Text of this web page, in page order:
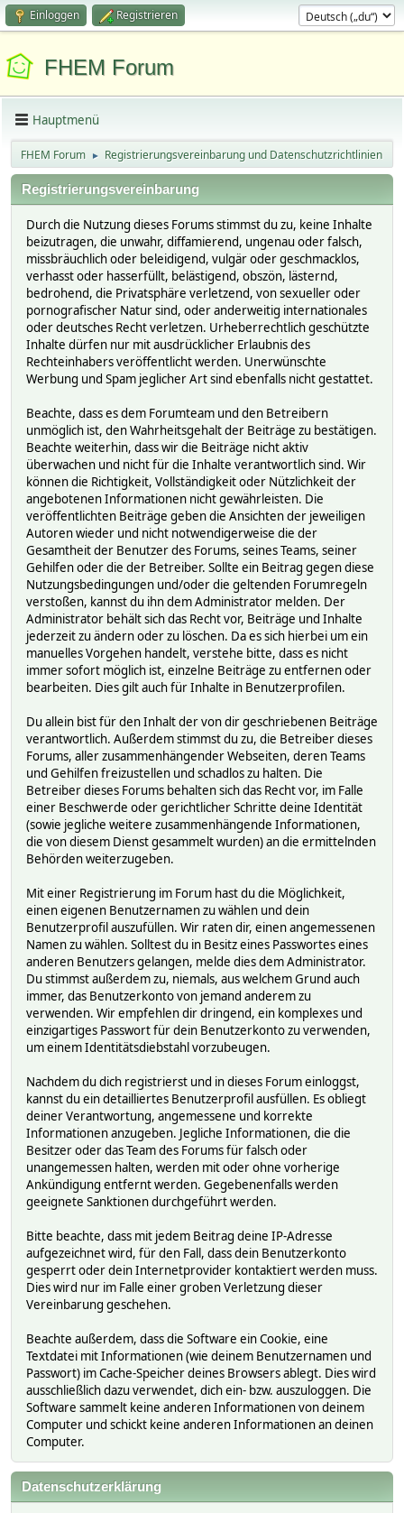
Einloggen Registrieren
FHEM Forum
Hauptmenü
FHEM Forum ► Registrierungsvereinbarung und Datenschutzrichtlinien
Registrierungsvereinbarung
Durch die Nutzung dieses Forums stimmst du zu, keine Inhalte
beizutragen, die unwahr, diffamierend, ungenau oder falsch,
missbräuchlich oder beleidigend, vulgär oder geschmacklos,
verhasst oder hasserfüllt, belästigend, obszön, lästernd,
bedrohend, die Privatsphäre verletzend, von sexueller oder
pornografischer Natur sind, oder anderweitig internationales
oder deutsches Recht verletzen. Urheberrechtlich geschützte
Inhalte dürfen nur mit ausdrücklicher Erlaubnis des
Rechteinhabers veröffentlicht werden. Unerwünschte
Werbung und Spam jeglicher Art sind ebenfalls nicht gestattet.
Beachte, dass es dem Forumteam und den Betreibern
unmöglich ist, den Wahrheitsgehalt der Beiträge zu bestätigen.
Beachte weiterhin, dass wir die Beiträge nicht aktiv
überwachen und nicht für die Inhalte verantwortlich sind. Wir
können die Richtigkeit, Vollständigkeit oder Nützlichkeit der
angebotenen Informationen nicht gewährleisten. Die
veröffentlichten Beiträge geben die Ansichten der jeweiligen
Autoren wieder und nicht notwendigerweise die der
Gesamtheit der Benutzer des Forums, seines Teams, seiner
Gehilfen oder die der Betreiber. Sollte ein Beitrag gegen diese
Nutzungsbedingungen und/oder die geltenden Forumregeln
verstoßen, kannst du ihn dem Administrator melden. Der
Administrator behält sich das Recht vor, Beiträge und Inhalte
jederzeit zu ändern oder zu löschen. Da es sich hierbei um ein
manuelles Vorgehen handelt, verstehe bitte, dass es nicht
immer sofort möglich ist, einzelne Beiträge zu entfernen oder
bearbeiten. Dies gilt auch für Inhalte in Benutzerprofilen.
Du allein bist für den Inhalt der von dir geschriebenen Beiträge
verantwortlich. Außerdem stimmst du zu, die Betreiber dieses
Forums, aller zusammenhängender Webseiten, deren Teams
und Gehilfen freizustellen und schadlos zu halten. Die
Betreiber dieses Forums behalten sich das Recht vor, im Falle
einer Beschwerde oder gerichtlicher Schritte deine Identität
(sowie jegliche weitere zusammenhängende Informationen,
die von diesem Dienst gesammelt wurden) an die ermittelnden
Behörden weiterzugeben.
Mit einer Registrierung im Forum hast du die Möglichkeit,
einen eigenen Benutzernamen zu wählen und dein
Benutzerprofil auszufüllen. Wir raten dir, einen angemessenen
Namen zu wählen. Solltest du in Besitz eines Passwortes eines
anderen Benutzers gelangen, melde dies dem Administrator.
Du stimmst außerdem zu, niemals, aus welchem Grund auch
immer, das Benutzerkonto von jemand anderem zu
verwenden. Wir empfehlen dir dringend, ein komplexes und
einzigartiges Passwort für dein Benutzerkonto zu verwenden,
um einem Identitätsdiebstahl vorzubeugen.
Nachdem du dich registrierst und in dieses Forum einloggst,
kannst du ein detailliertes Benutzerprofil ausfüllen. Es obliegt
deiner Verantwortung, angemessene und korrekte
Informationen anzugeben. Jegliche Informationen, die die
Besitzer oder das Team des Forums für falsch oder
unangemessen halten, werden mit oder ohne vorherige
Ankündigung entfernt werden. Gegebenenfalls werden
geeignete Sanktionen durchgeführt werden.
Bitte beachte, dass mit jedem Beitrag deine IP-Adresse
aufgezeichnet wird, für den Fall, dass dein Benutzerkonto
gesperrt oder dein Internetprovider kontaktiert werden muss.
Dies wird nur im Falle einer groben Verletzung dieser
Vereinbarung geschehen.
Beachte außerdem, dass die Software ein Cookie, eine
Textdatei mit Informationen (wie deinem Benutzernamen und
Passwort) im Cache-Speicher deines Browsers ablegt. Dies wird
ausschließlich dazu verwendet, dich ein- bzw. auszuloggen. Die
Software sammelt keine anderen Informationen von deinem
Computer und schickt keine anderen Informationen an deinen
Computer.
Datenschutzerklärung